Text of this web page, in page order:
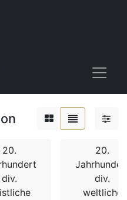
20.
div.
20.
div.
weltliche